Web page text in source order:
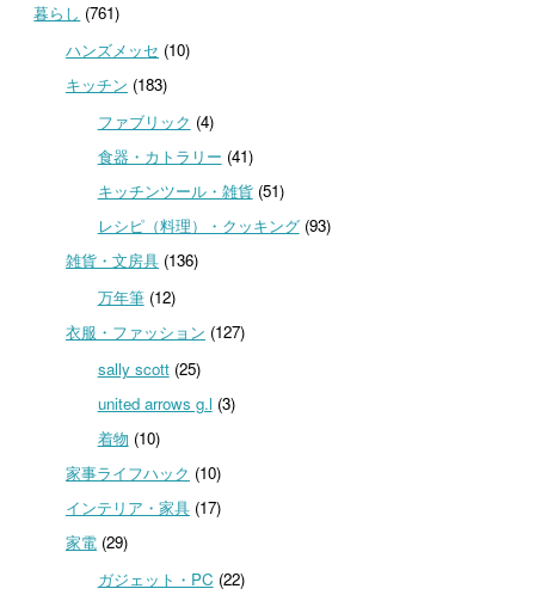
暮らし (761)
ハンズメッセ (10)
キッチン (183)
ファブリック (4)
食器・カトラリー (41)
キッチンツール・雑貨(51)
レシピ（料理）・クッキング(93)
雑貨・文房具(136)
万年筆(12)
衣服・ファッション (127)
sally scott(25)
united arrows g.l (3)
着物 (10)
家事ライフハック (10)
インテリア・家具(17)
家電(29)
ガジェット・PC (22)